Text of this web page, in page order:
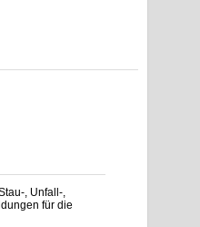
, Unfall-,
für die